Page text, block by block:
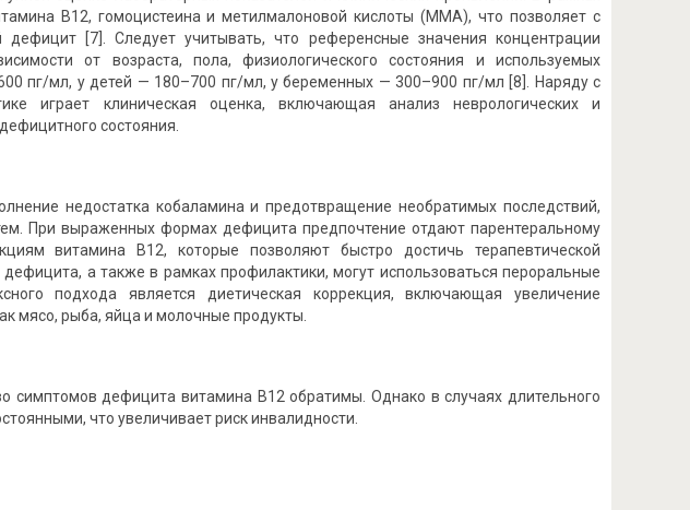
B12, гомоцистеина и метилмалоновой кислоты (ММА), что позволяет с
дефицит [7]. Следует учитывать, что референсные значения концентрации
от возраста, пола, физиологического состояния и используемых
пг/мл, у детей — 180–700 пг/мл, у беременных — 300–900 пг/мл [8]. Наряду с
играет клиническая оценка, включающая анализ неврологических и
состояния.
недостатка кобаламина и предотвращение необратимых последствий,
При выраженных формах дефицита предпочтение отдают парентеральному
витамина B12, которые позволяют быстро достичь терапевтической
а также в рамках профилактики, могут использоваться пероральные
подхода является диетическая коррекция, включающая увеличение
мясо, рыба, яйца и молочные продукты.
симптомов дефицита витамина B12 обратимы. Однако в случаях длительного
что увеличивает риск инвалидности.